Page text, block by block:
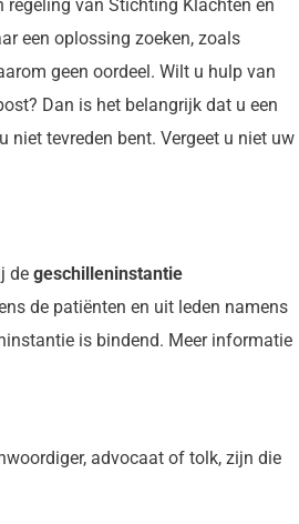
regeling van Stichting Klachten en
een oplossing zoeken, zoals
geen oordeel. Wilt u hulp van
Dan is het belangrijk dat u een
tevreden bent. Vergeet u niet uw
de geschilleninstantie
de patiënten en uit leden namens
is bindend. Meer informatie
advocaat of tolk, zijn die